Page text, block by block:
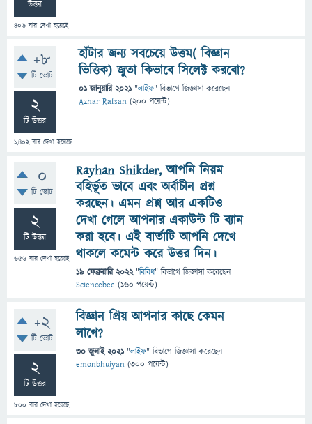
উত্তর
406 বার দেখা হয়েছে
+8
টি ভোট
2
টি উত্তর
1,402বার দেখা হয়েছে
হাঁটার জন্য সবচেয়ে উত্তম( বিজ্ঞান
ভিত্তিক) জুতা কিভাবে সিলেক্ট করবো?
01 জানুয়ারি 2021 "লাইফ" বিভাগে জিজ্ঞাসাকরেছেন
Azhar Rafsan (200 পয়েন্ট)
0
টি ভোট
2
টি উত্তর
656 বার দেখা হয়েছে
Rayhan Shikder, আপনি নিয়ম
বহির্ভূত ভাবে এবং অর্বাচীন প্রশ্ন
করছেন। এমন প্রশ্ন আর একটিও
দেখা গেলে আপনার একাউন্ট টি ব্যান
করা হবে। এই বার্তাটি আপনি দেখে
থাকলে কমেন্ট করে উত্তর দিন।
19 ফেব্রুয়ারি 2022 "বিবিধ" বিভাগে জিজ্ঞাসাকরেছেন
Sciencebee (160 পয়েন্ট)
+2
টি ভোট
2
টি উত্তর
800 বার দেখা হয়েছে
বিজ্ঞান প্রিয় আপনার কাছে কেমন
লাগে?
30 জুলাই 2021 "লাইফ" বিভাগে জিজ্ঞাসাকরেছেন
emonbhuiyan (300 পয়েন্ট)